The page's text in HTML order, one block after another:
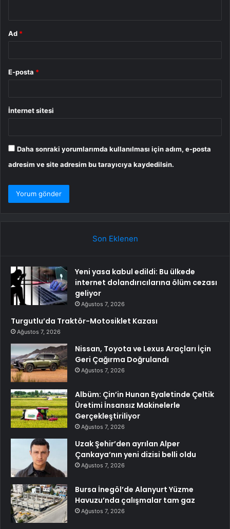
Ad *
E-posta *
İnternet sitesi
Daha sonraki yorumlarımda kullanılması için adım, e-posta
adresim ve site adresim bu tarayıcıya kaydedilsin.
Son Eklenen
Yeni yasa kabul edildi: Bu ülkede
internet dolandırıcılarına ölüm cezası
geliyor
Ağustos 7, 2026
Turgutlu’da Traktör-Motosiklet Kazası
Ağustos 7, 2026
Nissan, Toyota ve Lexus Araçları İçin
Geri Çağırma Doğrulandı
Ağustos 7, 2026
Albüm: Çin’in Hunan Eyaletinde Çeltik
Üretimi İnsansız Makinelerle
Gerçekleştiriliyor
Ağustos 7, 2026
Uzak Şehir’den ayrılan Alper
Çankaya’nın yeni dizisi belli oldu
Ağustos 7, 2026
Bursa İnegöl’de Alanyurt Yüzme
Havuzu’nda çalışmalar tam gaz
Ağustos 7, 2026